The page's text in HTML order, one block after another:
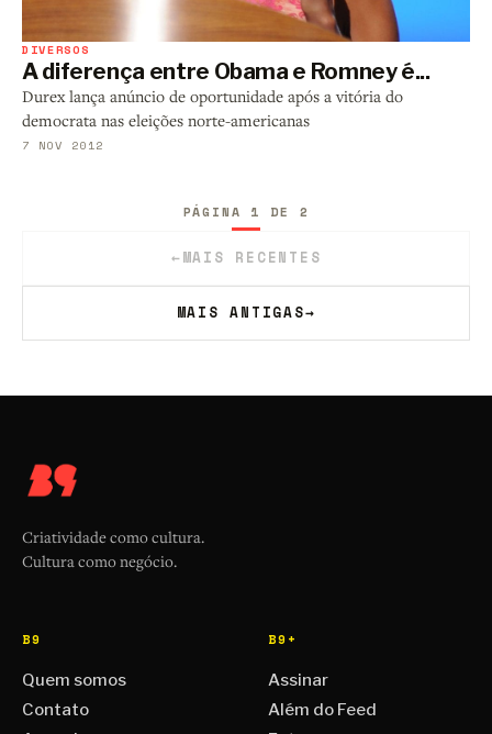
DIVERSOS
A diferença entre Obama e Romney é...
Durex lança anúncio de oportunidade após a vitória do
democrata nas eleições norte-americanas
7 NOV 2012
←MAIS RECENTES
PÁGINA 1 DE 2
MAIS ANTIGAS→
Criatividade como cultura.
Cultura como negócio.
B9
Quem somos
Contato
B9+
Assinar
Além do Feed